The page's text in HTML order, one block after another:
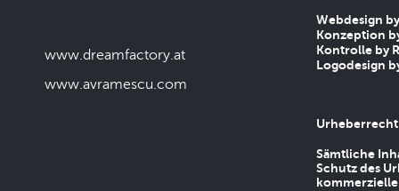
www.dreamfactory.at
www.avramescu.com
Webdesign
Konzeption
Kontrolle by
Logodesign
Urheberrecht
Sämtliche
Schutz des